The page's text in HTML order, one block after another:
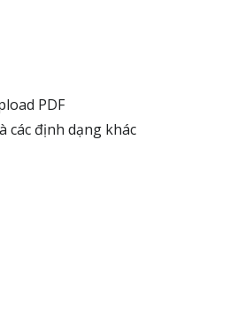
PDF
các định dạng khác